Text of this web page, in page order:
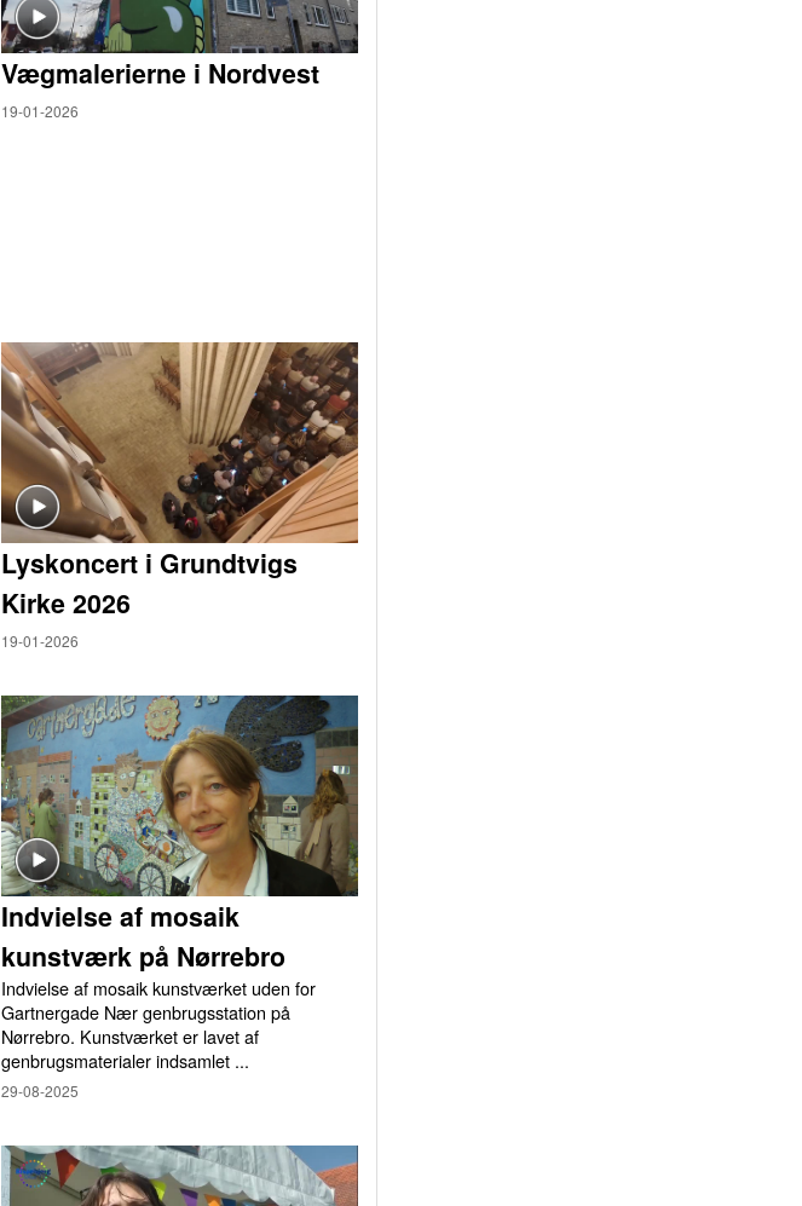
Vægmalerierne i Nordvest
19-01-2026
Lyskoncert i Grundtvigs
Kirke 2026
19-01-2026
Indvielse af mosaik
kunstværk på Nørrebro
Indvielse af mosaik kunstværket uden for
Gartnergade Nær genbrugsstation på
Nørrebro. Kunstværket er lavet af
genbrugsmaterialer indsamlet ...
29-08-2025